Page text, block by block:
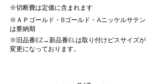
​※切断費は定価に含まれます
※ＡＰゴールド・Bゴールド・Aニッケルサテン
は要納期
​※旧品番EZ→新品番ELは取り付けビスサイズが
変更になっております。